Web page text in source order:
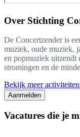
Over Stichting
De Concertzender is
muziek, oude muziek,
en popmuziek uitzendt
stromingen en de
Bekijk meer
Aanmelden
Vacatures die je